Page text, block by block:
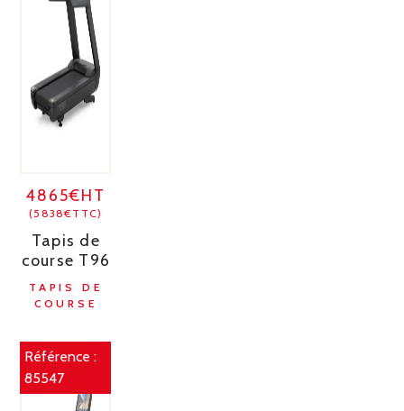
4865€HT
(5838€TTC)
Tapis de
course T96
TAPIS DE
COURSE
Référence :
85547